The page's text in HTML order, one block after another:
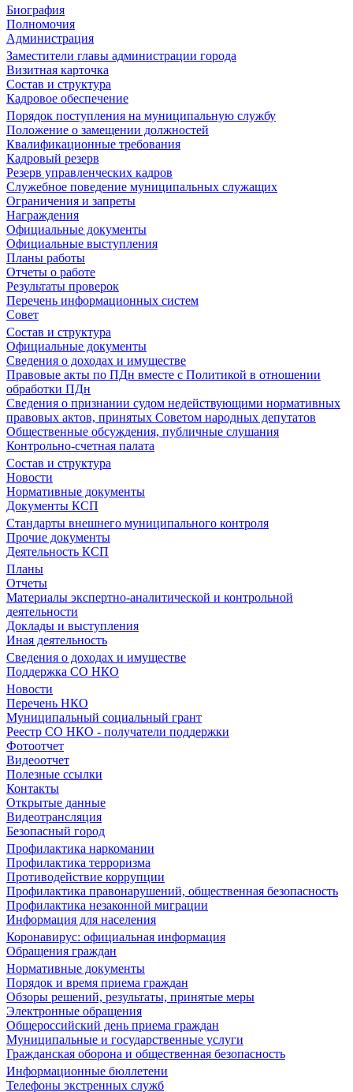
Биография
Полномочия
Администрация
Заместители главы администрации города
Визитная карточка
Состав и структура
Кадровое обеспечение
Порядок поступления на муниципальную службу
Положение о замещении должностей
Квалификационные требования
Кадровый резерв
Резерв управленческих кадров
Служебное поведение муниципальных служащих
Ограничения и запреты
Награждения
Официальные документы
Официальные выступления
Планы работы
Отчеты о работе
Результаты проверок
Перечень информационных систем
Совет
Состав и структура
Официальные документы
Сведения о доходах и имуществе
Правовые акты по ПДн вместе с Политикой в отношении
обработки ПДн
Сведения о признании судом недействующими нормативных
правовых актов, принятых Советом народных депутатов
Общественные обсуждения, публичные слушания
Контрольно-счетная палата
Состав и структура
Новости
Нормативные документы
Документы КСП
Стандарты внешнего муниципального контроля
Прочие документы
Деятельность КСП
Планы
Отчеты
Материалы экспертно-аналитической и контрольной
деятельности
Доклады и выступления
Иная деятельность
Сведения о доходах и имуществе
Поддержка СО НКО
Новости
Перечень НКО
Муниципальный социальный грант
Реестр СО НКО - получатели поддержки
Фотоотчет
Видеоотчет
Полезные ссылки
Контакты
Открытые данные
Видеотрансляция
Безопасный город
Профилактика наркомании
Профилактика терроризма
Противодействие коррупции
Профилактика правонарушений, общественная безопасность
Профилактика незаконной миграции
Информация для населения
Коронавирус: официальная информация
Обращения граждан
Нормативные документы
Порядок и время приема граждан
Обзоры решений, результаты, принятые меры
Электронные обращения
Общероссийский день приема граждан
Муниципальные и государственные услуги
Гражданская оборона и общественная безопасность
Информационные бюллетени
Телефоны экстренных служб